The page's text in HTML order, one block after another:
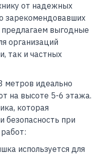
от надежных
зарекомендовавших
выгодные
организаций
так и частных
метров идеально
на высоте 5-6 этажа.
которая
безопасность при
используется для